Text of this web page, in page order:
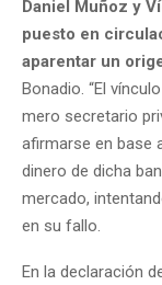
Daniel Muñoz y
puesto en
aparentar un
Bonadio. “El
mero secretario
afirmarse en base
dinero de dicha
mercado,
en su fallo.
En la declaración